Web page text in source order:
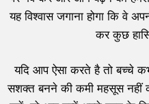
यह विश्वास जगाना होगा कि वे
कर कुछ
यदि आप ऐसा करते है तो बच्चे
सशक्त बनने की कमी महसूस